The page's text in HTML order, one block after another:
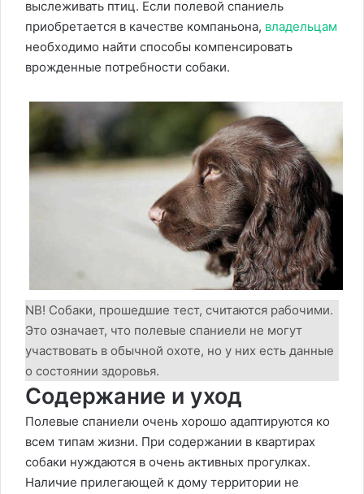
выслеживать птиц. Если полевой спаниель
приобретается в качестве компаньона, владельцам
необходимо найти способы компенсировать
врожденные потребности собаки.
NB! Собаки, прошедшие тест, считаются рабочими.
Это означает, что полевые спаниели не могут
участвовать в обычной охоте, но у них есть данные
о состоянии здоровья.
Содержание и уход
Полевые спаниели очень хорошо адаптируются ко
всем типам жизни. При содержании в квартирах
собаки нуждаются в очень активных прогулках.
Наличие прилегающей к дому территории не